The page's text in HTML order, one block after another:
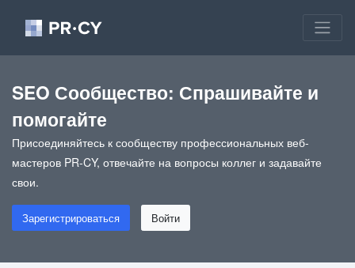
SEO Сообщество: Спрашивайте и
помогайте
Присоединяйтесь к сообществу профессиональных веб-
мастеров PR-CY, отвечайте на вопросы коллег и задавайте
свои.
Зарегистрироваться Войти